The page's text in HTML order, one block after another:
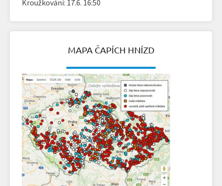
Kroužkování: 17.6. 16:50
MAPA ČAPÍCH HNÍZD